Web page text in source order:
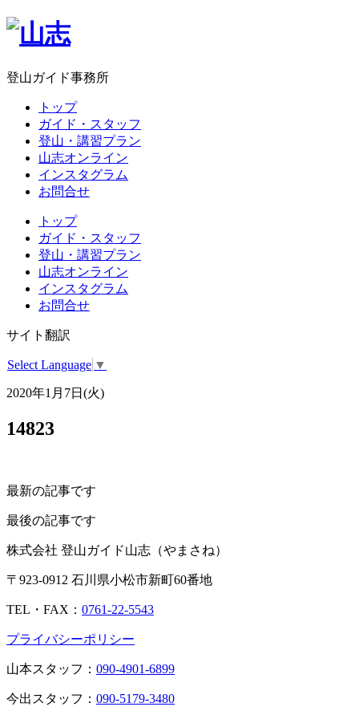
登山ガイド事務所
トップ
ガイド・スタッフ
登山・講習プラン
山志オンライン
インスタグラム
お問合せ
トップ
ガイド・スタッフ
登山・講習プラン
山志オンライン
インスタグラム
お問合せ
サイト翻訳
Select Language ▼
2020年1月7日(火)
14823
最新の記事です
最後の記事です
株式会社 登山ガイド山志（やまさね）
〒923-0912 石川県小松市新町60番地
TEL・FAX： 0761-22-5543
プライバシーポリシー
山本スタッフ： 090-4901-6899
今出スタッフ： 090-5179-3480